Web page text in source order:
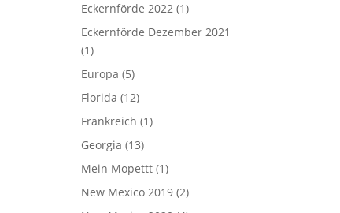
Eckernförde 2022 (1)
Eckernförde Dezember 2021
(1)
Europa (5)
Florida (12)
Frankreich (1)
Georgia (13)
Mein Mopettt (1)
New Mexico 2019 (2)